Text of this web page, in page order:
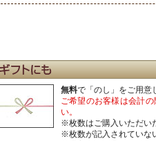
無料で「のし」をご用意
ご希望のお客様は会計
い。
※枚数はご購入いただい
※枚数が記入されていな